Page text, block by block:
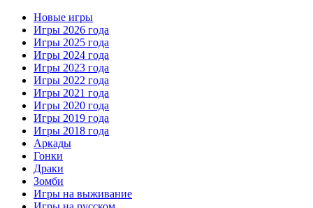
Новые игры
Игры 2026 года
Игры 2025 года
Игры 2024 года
Игры 2023 года
Игры 2022 года
Игры 2021 года
Игры 2020 года
Игры 2019 года
Игры 2018 года
Аркады
Гонки
Драки
Зомби
Игры на выживание